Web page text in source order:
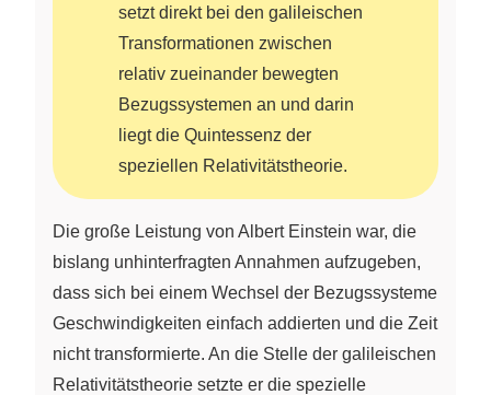
setzt direkt bei den galileischen
Transformationen zwischen
relativ zueinander bewegten
Bezugssystemen an und darin
liegt die Quintessenz der
speziellen Relativitätstheorie.
Die große Leistung von Albert Einstein war, die
bislang unhinterfragten Annahmen aufzugeben,
dass sich bei einem Wechsel der Bezugssysteme
Geschwindigkeiten einfach addierten und die Zeit
nicht transformierte. An die Stelle der galileischen
Relativitätstheorie setzte er die spezielle